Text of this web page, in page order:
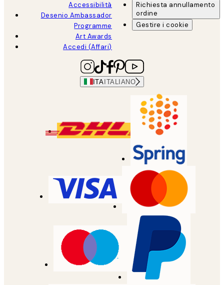
Accessibilità
Desenio Ambassador
Programme
Art Awards
Accedi (Affari)
Richiesta annullamento
ordine
Gestire i cookie
ITAITALIANO